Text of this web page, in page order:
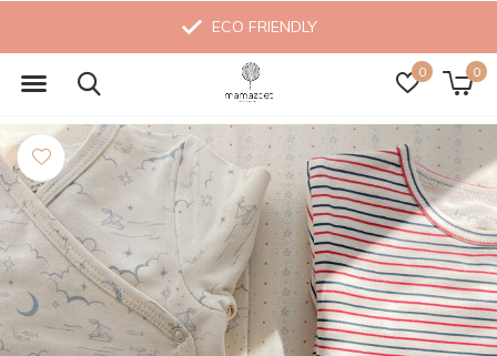
0 0
ECO FRIENDLY